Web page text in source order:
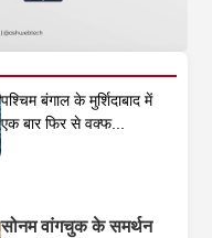
पश्चिम बंगाल के मुर्शिदाबाद में
एक बार फिर से वक्फ...
सोनम वांगचुक के समर्थन